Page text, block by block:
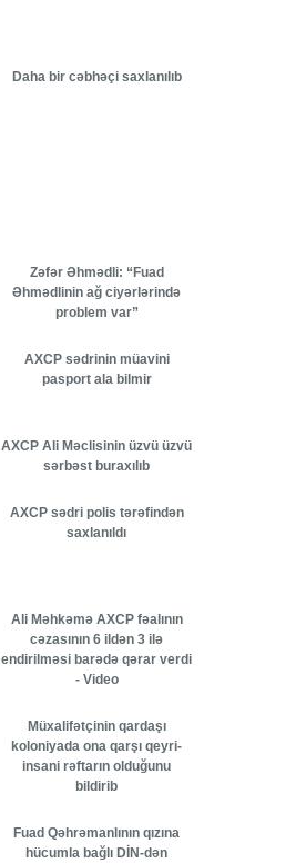
Daha bir cəbhəçi saxlanılıb
Zəfər Əhmədli: “Fuad
Əhmədlinin ağ ciyərlərində
problem var”
AXCP sədrinin müavini
pasport ala bilmir
AXCP Ali Məclisinin üzvü üzvü
sərbəst buraxılıb
AXCP sədri polis tərəfindən
saxlanıldı
Ali Məhkəmə AXCP fəalının
cəzasının 6 ildən 3 ilə
endirilməsi barədə qərar verdi
- Video
Müxalifətçinin qardaşı
koloniyada ona qarşı qeyri-
insani rəftarın olduğunu
bildirib
Fuad Qəhrəmanlının qızına
hücumla bağlı DİN-dən